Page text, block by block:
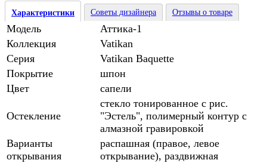
Характеристики Советы дизайнера Отзывы о товаре
Модель
Аттика-1
Коллекция
Vatikan
Серия
Vatikan Baquette
Покрытие
шпон
Цвет
сапели
Остекление
стекло тонированное с рис.
"Эстель", полимерный контур с
алмазной гравировкой
Варианты
открывания
распашная (правое, левое
открывание), раздвижная